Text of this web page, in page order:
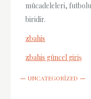
mücadeleleri,
biridir.
zbahis
zbahis güncel giriş
UNCATEGORIZED